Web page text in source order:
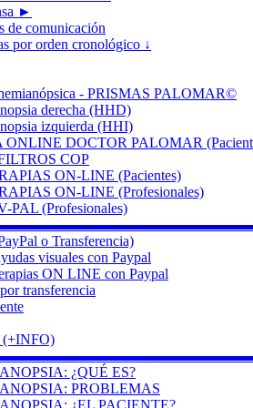
►
de comunicación
por orden cronológico ↓
- PRISMAS PALOMAR©
derecha (HHD)
izquierda (HHI)
ONLINE DOCTOR PALOMAR
COP
ON-LINE (Pacientes)
ON-LINE (Profesionales)
PAL (Profesionales)
o Transferencia)
visuales con Paypal
ON LINE con Paypal
transferencia
(+INFO)
¿QUÉ ES?
PROBLEMAS
¿EL PACIENTE?